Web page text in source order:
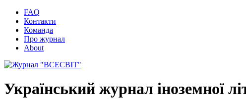
FAQ
Контакти
Команда
Про журнал
About
Український журнал іноземної